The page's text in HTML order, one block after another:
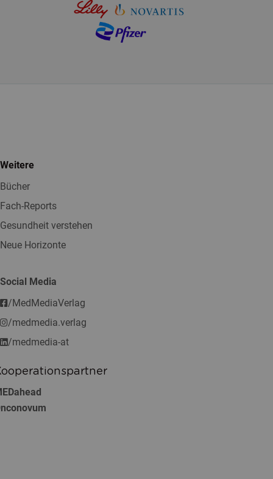
Weitere
Bücher
Fach-Reports
Gesundheit verstehen
Neue Horizonte
Social Media
/MedMediaVerlag
/medmedia.verlag
/medmedia-at